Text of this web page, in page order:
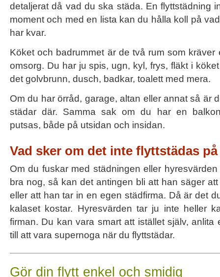
detaljerat då vad du ska städa. En flyttstädning
moment och med en lista kan du hålla koll på
har kvar.
Köket och badrummet är de två rum som kräver
omsorg. Du har ju spis, ugn, kyl, frys, fläkt i
det golvbrunn, dusch, badkar, toalett med mera.
Om du har örråd, garage, altan eller annat så är
städar där. Samma sak om du har en
putsas, både på utsidan och insidan.
Vad sker om det inte flyttstädas
Om du fuskar med städningen eller
bra nog, så kan det antingen bli att han säger
eller att han tar in en egen städfirma. Då är det
kalaset kostar. Hyresvärden tar ju inte heller
firman. Du kan vara smart att istället själv, anlita
till att vara supernoga när du flyttstädar.
Gör din flytt enkel och smidig